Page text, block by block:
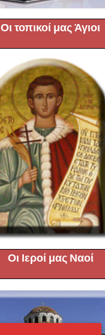
Οι τοπικοί μας Άγιοι
Οι Ιεροί μας Ναοί